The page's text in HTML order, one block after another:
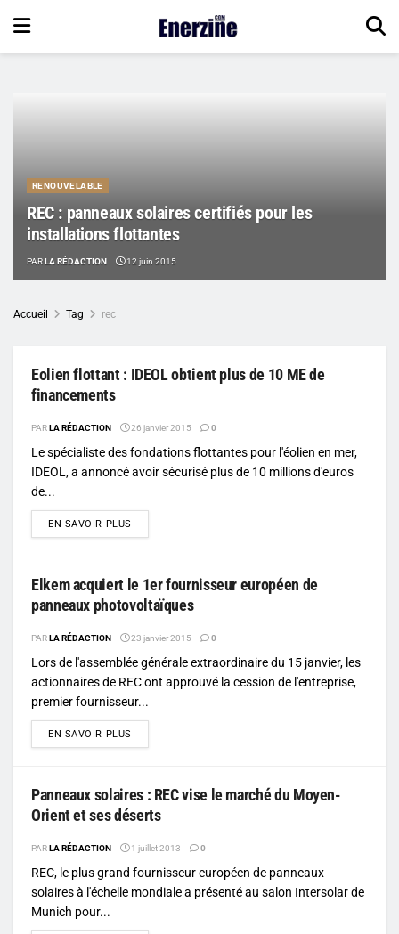
RENOUVELABLE
REC : panneaux solaires certifiés pour les
installations flottantes
PARLA RÉDACTION 12 juin 2015
Accueil Tag rec
Eolien flottant : IDEOL obtient plus de 10 ME de
financements
PARLA RÉDACTION 26 janvier 2015 0
Le spécialiste des fondations flottantes pour l'éolien en mer,
IDEOL, a annoncé avoir sécurisé plus de 10 millions d'euros
de...
EN SAVOIR PLUS
Elkem acquiert le 1er fournisseur européen de
panneaux photovoltaïques
PARLA RÉDACTION 23 janvier 2015 0
Lors de l'assemblée générale extraordinaire du 15 janvier, les
actionnaires de REC ont approuvé la cession de l'entreprise,
premier fournisseur...
EN SAVOIR PLUS
Panneaux solaires : REC vise le marché du Moyen-
Orient et ses déserts
PARLA RÉDACTION 1 juillet 2013 0
REC, le plus grand fournisseur européen de panneaux
solaires à l'échelle mondiale a présenté au salon Intersolar de
Munich pour...